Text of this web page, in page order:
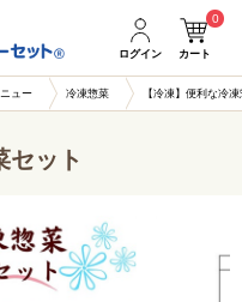
ログイン カート
0
ュー 冷凍惣菜 【冷凍】便利な冷
セット